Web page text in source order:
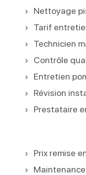
Nettoyage
Tarif
Technicien
Contrôle
Entretien
Révision
Prestataire
Prix remise